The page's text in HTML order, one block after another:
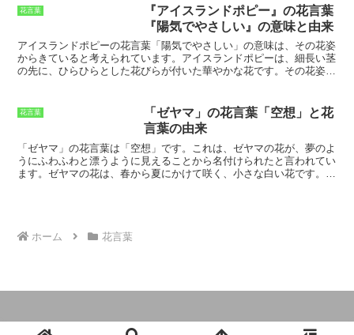
中でたくましく生きる姿に由来します。
『自然の愛』の花言葉は、紫木蓮の自然
界の中での生命力と美しさからきていま
す。紫木蓮は、寒さに強く、早春にいち
早く花を咲かせることから、生命力の強
さの象徴とされています。また、その美
ます。
花言葉
『アイスランドポピー』の花言葉
『陽気でやさしい』の意味と由来
アイスランドポピーの花言葉「陽気でやさしい」の意味は、その花姿
からきていると考えられています。アイスランドポピーは、細長い茎
の先に、ひらひらとした花びらが付いた華やかな花です。その花姿
いう花言葉も付けられています。アイスランドポピーは、ヨーロッパ
原産の多年草です。日本では、北海道や長野県などの寒冷地で栽培さ
れています。アイスランドポピーは、寒さに強く、育てやすい花で
す。また、花期が長く、5月から10月まで花を咲かせます。アイスラ
ンドポピーは、その華やかさと育てやすさから、ガーデニングに人気
の高い花です。
花言葉
「ゼヤマ」の花言葉「空想」と花
言葉の由来
「ゼヤマ 」の花言葉は「 空想 」です。これは、ゼヤマの花が、夢のよ
うにふわふわと漂うように見えることから名付けられたと言われてい
ます。ゼヤマの花は、春から夏にかけて咲く、小さな白い花です。花
花が夜空の星のように輝くことに由来しています。
ホーム 花言葉